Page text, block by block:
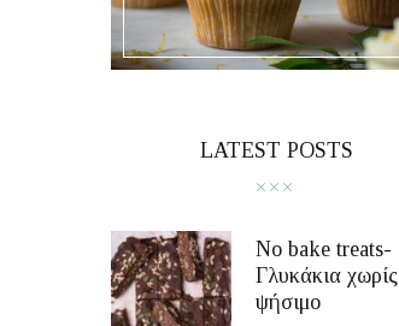
LATEST POSTS
No bake treats-
Γλυκάκια χωρίς
ψήσιμο